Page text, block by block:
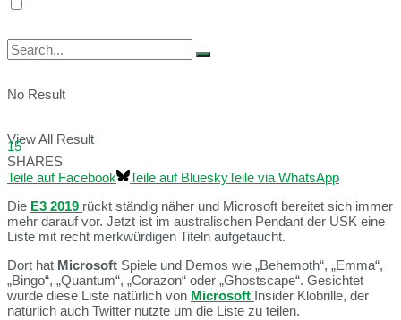
No Result
View All Result
15
SHARES
Teile auf Facebook
Teile auf BlueskyTeile via WhatsApp
Die E3 2019 rückt ständig näher und Microsoft bereitet sich immer
mehr darauf vor. Jetzt ist im australischen Pendant der USK eine
Liste mit recht merkwürdigen Titeln aufgetaucht.
Dort hat Microsoft Spiele und Demos wie „Behemoth“, „Emma“,
„Bingo“, „Quantum“, „Corazon“ oder „Ghostscape“. Gesichtet
wurde diese Liste natürlich von Microsoft Insider Klobrille, der
natürlich auch Twitter nutzte um die Liste zu teilen.